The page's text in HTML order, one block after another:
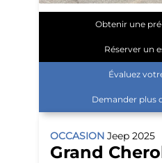
Obtenir une
Réserver un
Évaluez
Demander plus
OCCASION Jeep 2025
Grand